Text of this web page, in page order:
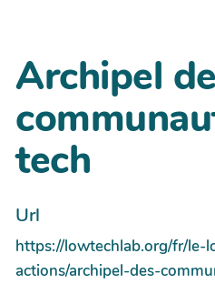
Archipel
tech
Url
https://lowtechlab.org/fr/le-
actions/archipel-des-